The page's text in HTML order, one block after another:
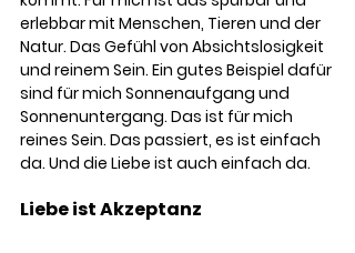
erlebbar mit Menschen, Tieren und der
Natur. Das Gefühl von Absichtslosigkeit
und reinem Sein. Ein gutes Beispiel dafür
sind für mich Sonnenaufgang und
Sonnenuntergang. Das ist für mich
reines Sein. Das passiert, es ist einfach
da. Und die Liebe ist auch einfach da.
Liebe ist Akzeptanz